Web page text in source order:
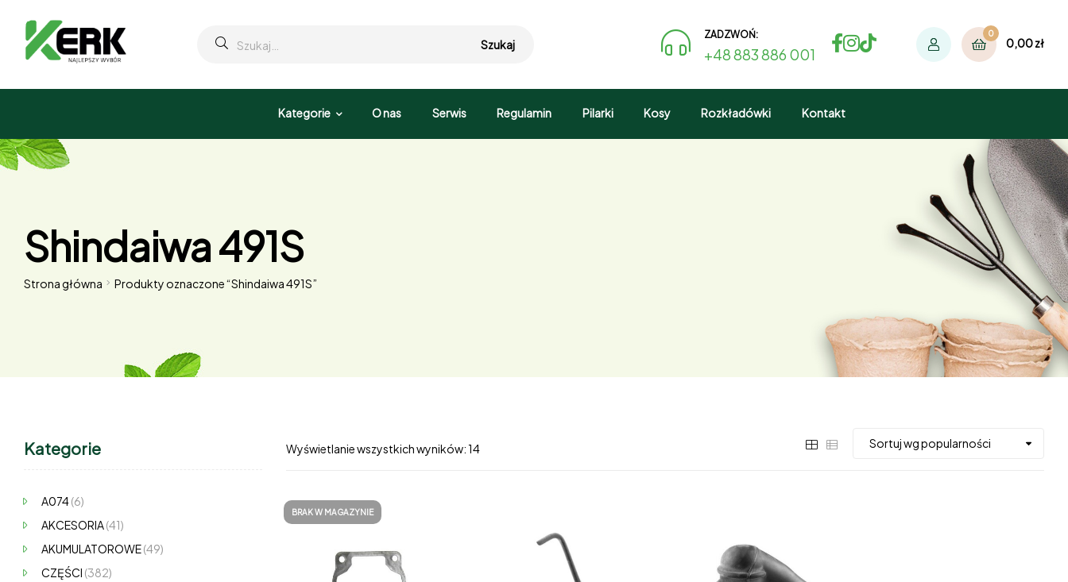
Szukaj
ZADZWOŃ:
+48 883 886 001
0
0,00zł
Kategorie O nas Serwis Regulamin Pilarki Kosy Rozkładówki Kontakt
Shindaiwa 491S
Strona główna Produkty oznaczone “Shindaiwa 491S”
Wyświetlanie wszystkich wyników: 14
BRAK W MAGAZYNIE
Kategorie
A074(6)
AKCESORIA(41)
AKUMULATOROWE(49)
CZĘŚCI (382)